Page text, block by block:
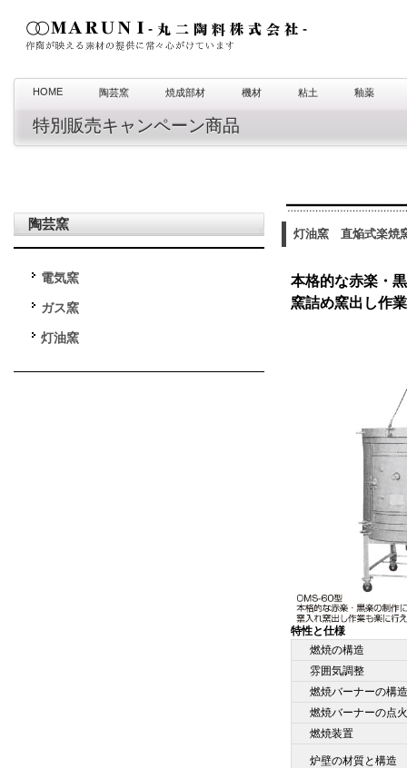
HOME 陶芸窯 焼成部材 機材 粘土 釉薬
特別販売キャンペーン商品
灯油窯 直焔式楽焼
本格的な赤楽・
窯詰め窯出し作
特性と仕様
燃焼の構造
雰囲気調整
燃焼バーナーの構造
燃焼バーナーの点
燃焼装置
炉壁の材質と構造
陶芸窯
電気窯
ガス窯
灯油窯